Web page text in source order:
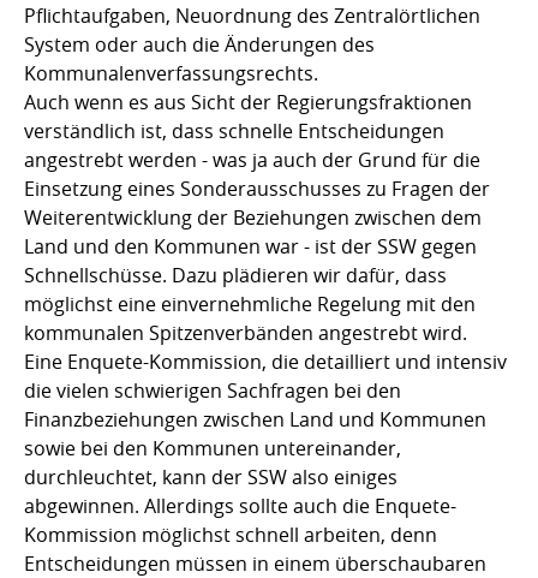
Pflichtaufgaben, Neuordnung des Zentralörtlichen
System oder auch die Änderungen des
Kommunalenverfassungsrechts.
Auch wenn es aus Sicht der Regierungsfraktionen
verständlich ist, dass schnelle Entscheidungen
angestrebt werden - was ja auch der Grund für die
Einsetzung eines Sonderausschusses zu Fragen der
Weiterentwicklung der Beziehungen zwischen dem
Land und den Kommunen war - ist der SSW gegen
Schnellschüsse. Dazu plädieren wir dafür, dass
möglichst eine einvernehmliche Regelung mit den
kommunalen Spitzenverbänden angestrebt wird.
Eine Enquete-Kommission, die detailliert und intensiv
die vielen schwierigen Sachfragen bei den
Finanzbeziehungen zwischen Land und Kommunen
sowie bei den Kommunen untereinander,
durchleuchtet, kann der SSW also einiges
abgewinnen. Allerdings sollte auch die Enquete-
Kommission möglichst schnell arbeiten, denn
Entscheidungen müssen in einem überschaubaren